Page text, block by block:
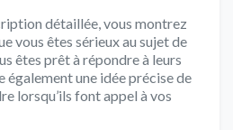
détaillée, vous montrez
vous êtes sérieux au sujet de
êtes prêt à répondre à leurs
également une idée précise de
lorsqu’ils font appel à vos